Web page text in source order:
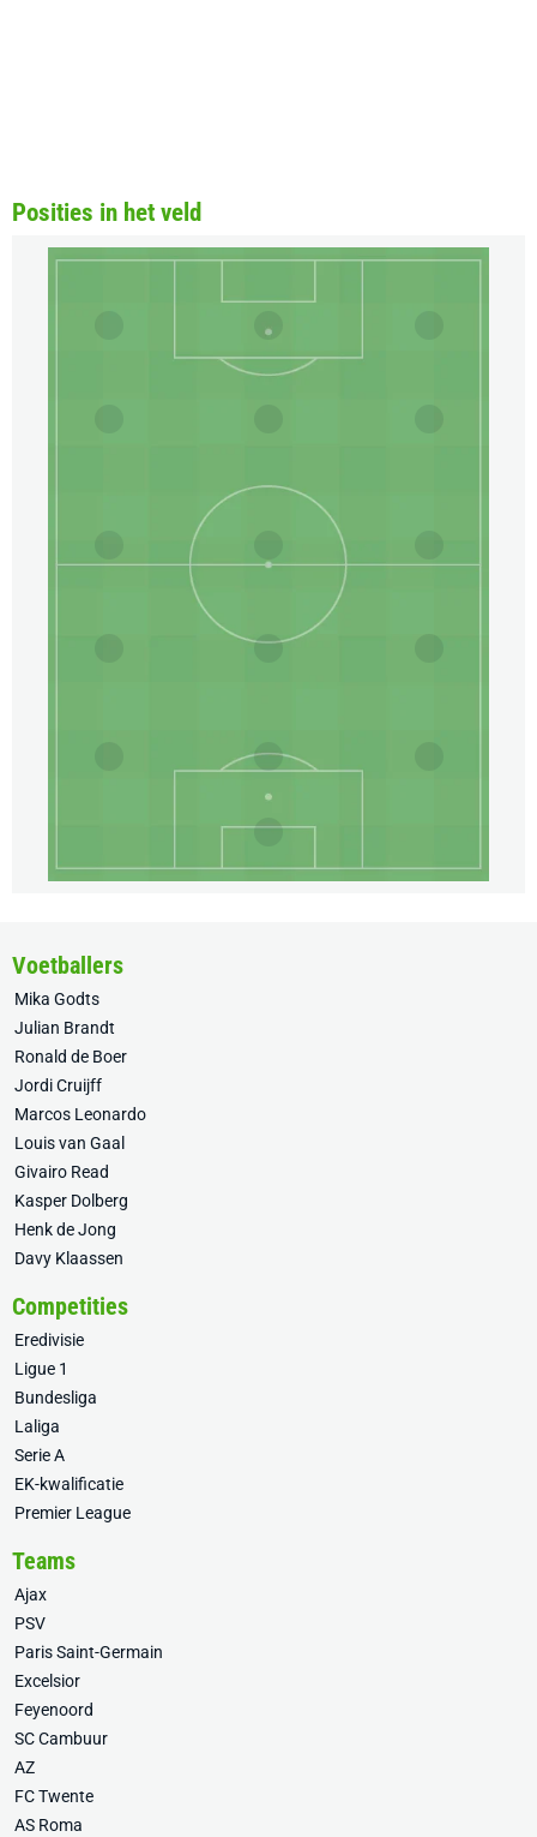
Posities in het veld
Voetballers
Mika Godts
Julian Brandt
Ronald de Boer
Jordi Cruijff
Marcos Leonardo
Louis van Gaal
Givairo Read
Kasper Dolberg
Henk de Jong
Davy Klaassen
Competities
Eredivisie
Ligue 1
Bundesliga
Laliga
Serie A
EK-kwalificatie
Premier League
Teams
Ajax
PSV
Paris Saint-Germain
Excelsior
Feyenoord
SC Cambuur
AZ
FC Twente
AS Roma